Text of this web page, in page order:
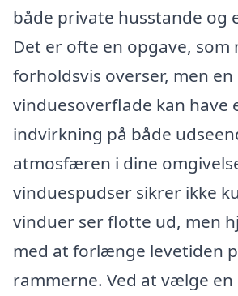
både private husstande og
Det er ofte en opgave, som
forholdsvis overser, men en
vinduesoverflade kan have
indvirkning på både
atmosfæren i dine
vinduespudser sikrer ikke
vinduer ser flotte ud, men
med at forlænge levetiden
rammerne. Ved at vælge en